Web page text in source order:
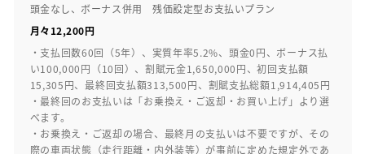
頭金なし、ボーナス併用 残価設定型お支払いプラン
月々12,200円
・支払回数60回（5年）、実質年率5.2%、頭金0円、ボーナス払
い100,000円（10回）、割賦元金1,650,000円、初回支払額
15,305円、最終回支払額313,500円、割賦支払総額1,914,405円
・最終回のお支払いは「お乗換え・ご返却・お買い上げ」より選
べます。
・お乗換え・ご返却の場合、最終月の支払いは不要ですが、その
際の車両状態（走行距離・内外装等）が事前に定めた規定外であ